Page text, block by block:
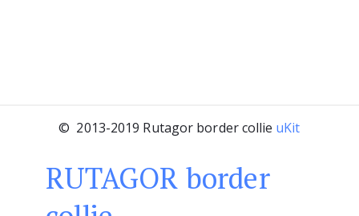
©  2013-2019 Rutagor border collie uKit
RU­­­­­­TAGOR border